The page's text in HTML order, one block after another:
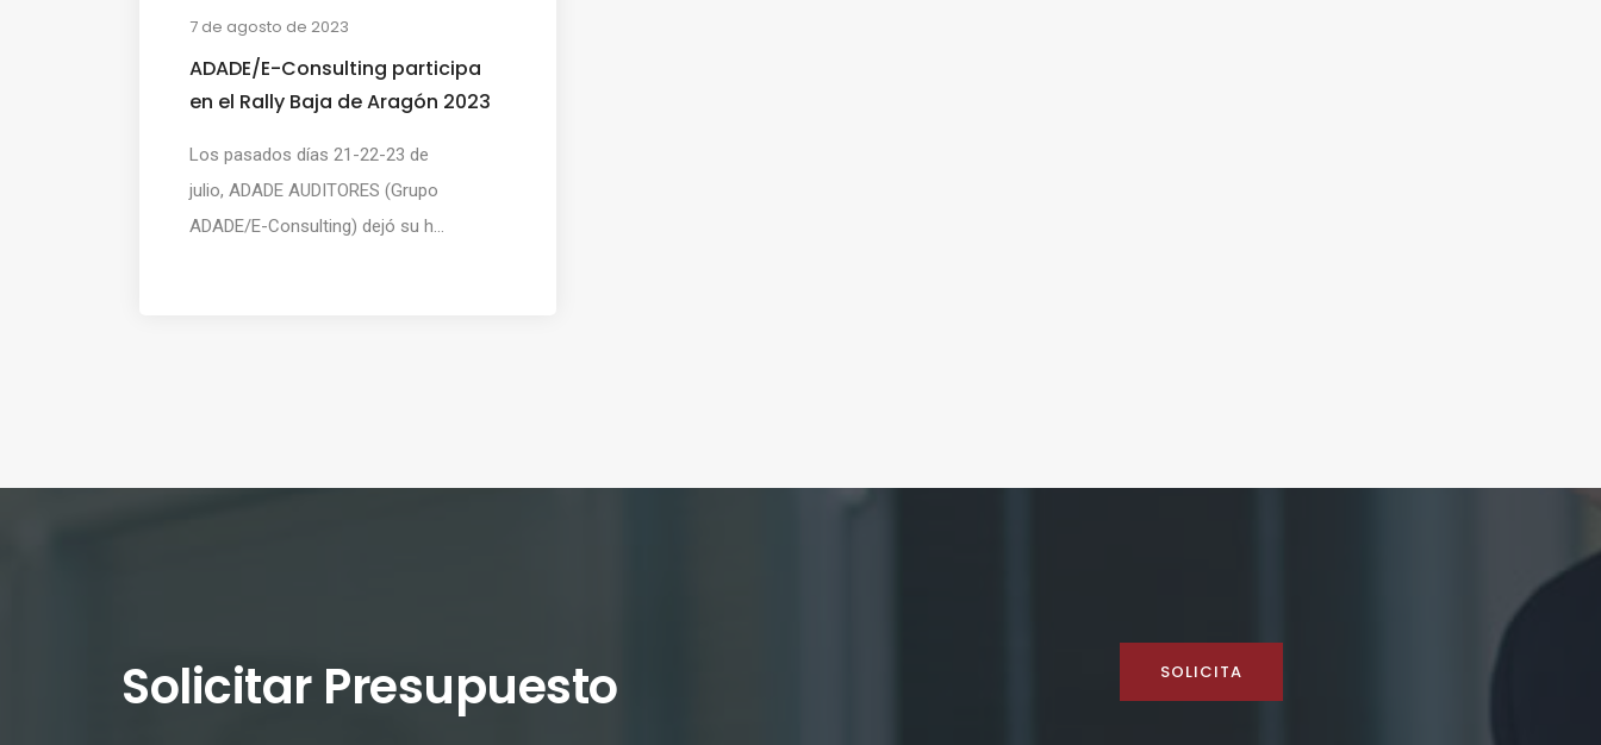
7 de agosto de 2023
ADADE/E-Consulting participa
en el Rally Baja de Aragón 2023
Los pasados días 21-22-23 de
julio, ADADE AUDITORES (Grupo
ADADE/E-Consulting) dejó su h...
Solicitar Presupuesto SOLICITA